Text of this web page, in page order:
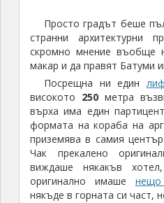
Просто градът беше
странни архитектурни
скромно мнение въобще
макар и да правят Батуми
Посрещна ни един
високото 250метра
върха има един
формата на кораба на
приземява в самия
Чак прекалено
виждаше някакъв
оригинално имаше
някъде в горната си част,